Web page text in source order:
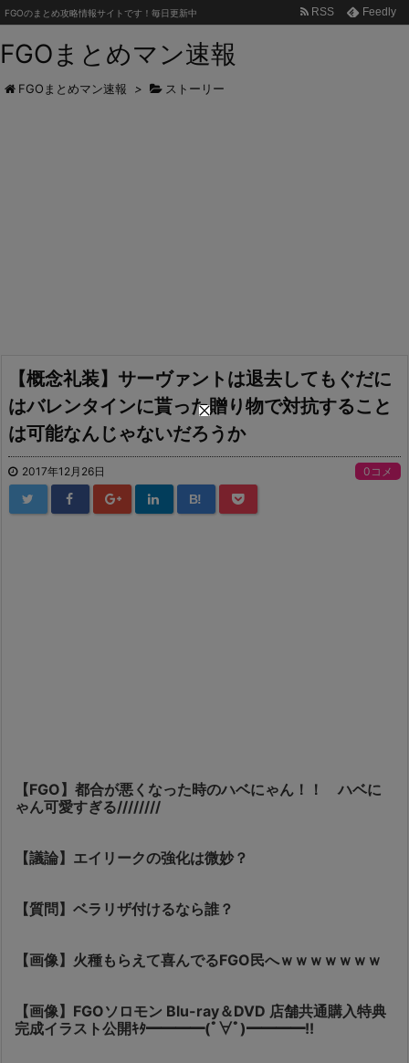
FGOまとめマン速報
FGOのまとめ攻略情報サイトです！毎日更新中 RSS Feedly
FGOまとめマン速報 > ストーリー
【概念礼装】サーヴァントは退去してもぐだに
はバレンタインに貰った贈り物で対抗すること
は可能なんじゃないだろうか
2017年12月26日 0コメ
B!
【FGO】都合が悪くなった時のハベにゃん！！ ハベに
ゃん可愛すぎる////////
【議論】エイリークの強化は微妙？
【質問】ベラリザ付けるなら誰？
【画像】火種もらえて喜んでるFGO民へｗｗｗｗｗｗｗ
【画像】FGOソロモン Blu-ray＆DVD 店舗共通購入特典
完成イラスト公開ｷﾀ━━━━(ﾟ∀ﾟ)━━━━!!